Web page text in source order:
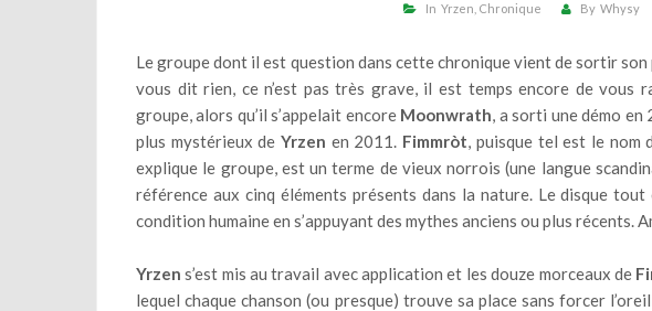
In Yrzen Chronique By Whysy
Le groupe dont il est question dans cette chronique vient de sortir son
vous dit rien, ce n’est pas très grave, il est temps encore de vous
groupe, alors qu’il s’appelait encore Moonwrath, a sorti une démo
plus mystérieux deYrzen en 2011. Fimmròt, puisque tel est le nom
explique le groupe, est un terme de vieux norrois (une langue
référence aux cinq éléments présents dans la nature. Le disque
condition humaine en s’appuyant des mythes anciens ou plus récents.
Yrzen s’est mis au travail avec application et les douze morceaux de
lequel chaque chanson (ou presque) trouve sa place sans forcer